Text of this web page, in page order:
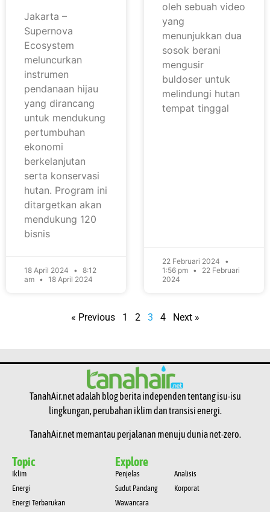
Jakarta –
Supernova
Ecosystem
meluncurkan
instrumen
pendanaan hijau
yang dirancang
untuk mendukung
pertumbuhan
ekonomi
berkelanjutan
serta konservasi
hutan. Program ini
ditargetkan akan
mendukung 120
bisnis
18 April 2024
8:12
am
18 April 2024
oleh sebuah video
yang
menunjukkan dua
sosok berani
mengusir
buldoser untuk
melindungi hutan
tempat tinggal
22 Februari 2024
1:56 pm
22 Februari
2024
« Previous 1 2 3 4 Next »
TanahAir.net adalah blog berita independen tentang isu-isu
lingkungan, perubahan iklim dan transisi energi.
TanahAir.net memantau perjalanan menuju dunia net-zero.
Topic
Iklim
Energi
Energi Terbarukan
Explore
Penjelas
Sudut Pandang
Wawancara
Analisis
Korporat